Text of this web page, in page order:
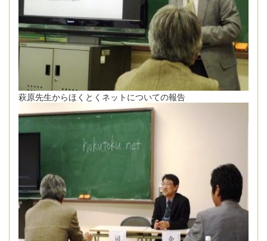
萩原先生からほくとくネットについての報告